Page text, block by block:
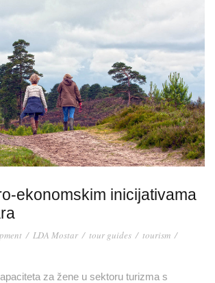
ekonomskim inicijativama
/ LDA Mostar / tour guides / tourism /
za žene u sektoru turizma s